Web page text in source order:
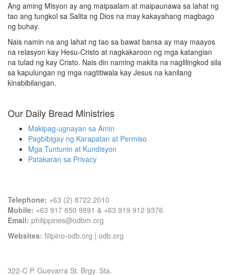
Ang aming Misyon ay ang maipaalam at maipaunawa sa lahat ng
tao ang tungkol sa Salita ng Dios na may kakayahang magbago
ng buhay.
Nais namin na ang lahat ng tao sa bawat bansa ay may maayos
na relasyon kay Hesu-Cristo at nagkakaroon ng mga katangian
na tulad ng kay Cristo. Nais din naming makita na naglilingkod sila
sa kapulungan ng mga nagtitiwala kay Jesus na kanilang
kinabibilangan.
Our Daily Bread Ministries
Makipag-ugnayan sa Amin
Pagbibigay ng Karapatan at Permiso
Mga Tuntunin at Kundisyon
Patakaran sa Privacy
Telephone: +63 (2) 8722 2010
Mobile: +63 917 650 9891 & +63 919 912 9376
Email: philippines@odbm.org
Websites: filipino-odb.org | odb.org
322-C P. Guevarra St. Brgy. Sta.